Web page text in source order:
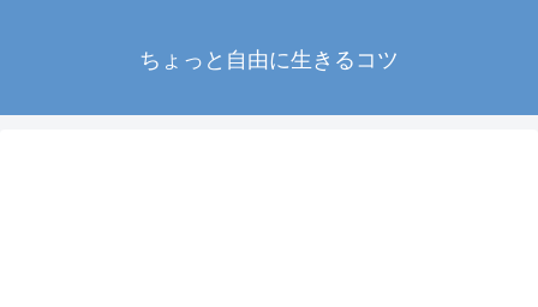
ちょっと自由に生きるコツ